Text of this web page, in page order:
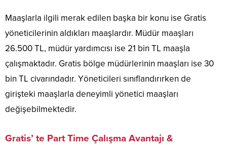
Maaşlarla ilgili merak edilen başka bir konu ise Gratis
yöneticilerinin aldıkları maaşlardır. Müdür maaşları
26.500 TL, müdür yardımcısı ise 21 bin TL maaşla
çalışmaktadır. Gratis bölge müdürlerinin maaşları ise 30
bin TL civarındadır. Yöneticileri sınıflandırırken de
girişteki maaşlarla deneyimli yönetici maaşları
değişebilmektedir.
Gratis’ te Part Time Çalışma Avantajı &